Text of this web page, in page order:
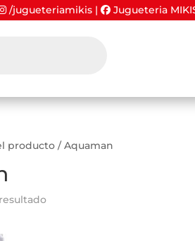
/jugueteriamikis| Jugueteria
producto / Aquaman